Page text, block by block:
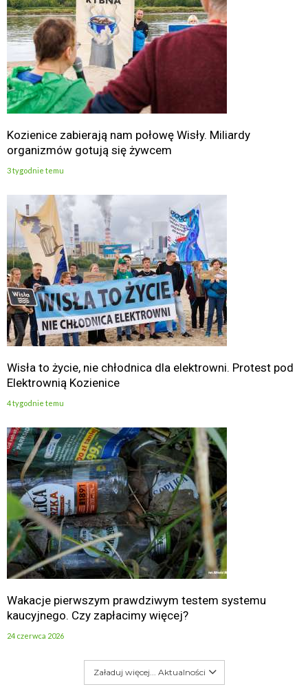
Kozienice zabierają nam połowę Wisły. Miliardy
organizmów gotują się żywcem
3 tygodnie temu
Wisła to życie, nie chłodnica dla elektrowni. Protest pod
Elektrownią Kozienice
4 tygodnie temu
Wakacje pierwszym prawdziwym testem systemu
kaucyjnego. Czy zapłacimy więcej?
24 czerwca 2026
Załaduj więcej... Aktualności